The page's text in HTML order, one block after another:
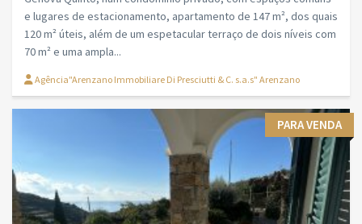
e lugares de estacionamento, apartamento de 147 m², dos quais
120 m² úteis, além de um espetacular terraço de dois níveis com
70 m² e uma ampla...
Agência"Arenzano Immobiliare Di Presciutti & C. s.a.s" Arenzano
PARA VENDA